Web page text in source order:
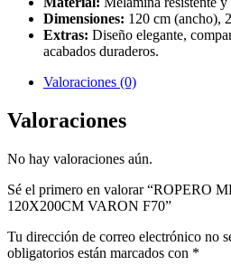
Dimensiones: 120 cm (ancho),
Extras: Diseño elegante,
acabados duraderos.
Valoraciones (0)
Valoraciones
No hay valoraciones aún.
Sé el primero en valorar “ROPERO
120X200CM VARON F70”
Tu dirección de correo electrónico no
obligatorios están marcados con *